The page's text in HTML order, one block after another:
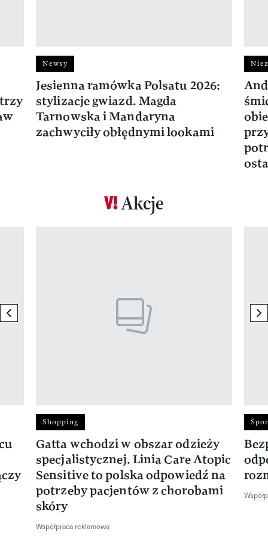
Newsy
Jesienna ramówka Polsatu 2026:
stylizacje gwiazd. Magda
Tarnowska i Mandaryna
zachwyciły obłędnymi lookami
Akcje
previous element
Shopping
Gatta wchodzi w obszar odzieży
specjalistycznej. Linia Care Atopic
Sensitive to polska odpowiedź na
potrzeby pacjentów z chorobami
skóry
Współpraca reklamowa